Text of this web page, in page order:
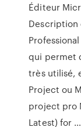
Éditeur
qui permet
très utilisé,
Project ou
project pro
Latest) for